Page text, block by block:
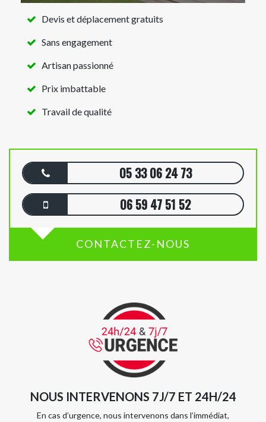
Devis et déplacement gratuits
Sans engagement
Artisan passionné
Prix imbattable
Travail de qualité
05 33 06 24 73
06 59 47 51 52
CONTACTEZ-NOUS
NOUS INTERVENONS 7J/7 ET 24H/24
En cas d’urgence, nous intervenons dans l’immédiat,